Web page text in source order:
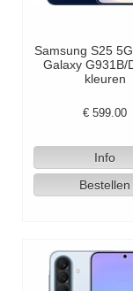
Samsung S25
Galaxy G931B/
kleuren
€599.00